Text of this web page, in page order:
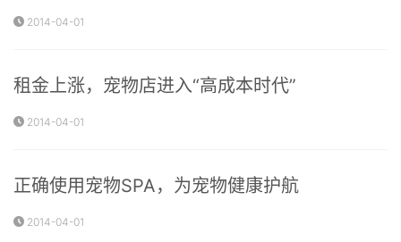
2014-04-01
租金上涨，宠物店进入“高成本时代”
2014-04-01
正确使用宠物SPA，为宠物健康护航
2014-04-01